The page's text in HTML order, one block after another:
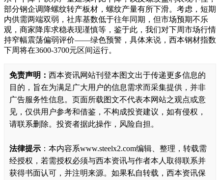
部分钢企调降螺纹转产板材，螺纹产量有所下滑。考虑，短期
内供需两端双弱，社库基数低于往年同期，但市场预期不乐
观，商家降库求稳表现谨慎等，鉴于此，我们对下周市场行情
持窄幅震荡偏弱评价——绿色预警，具体来说，西本钢材指数
下周将在3600-3700元区间运行。
免责声明： 西本资讯网站刊登本图文出于传递更多信息的
目的，旨在为满足广大用户的信息需求而采集提供，并非
广告服务性信息。页面所载图文不代表本网站之观点或意
见，仅供用户参考和借鉴，不构成投资建议，如有侵权，
请联系删除。投资者据此操作，风险自担。
法律提示 ：本内容系www.steelx2.com编辑、整理，转载需
经授权，若需授权必须与西本资讯与作者本人取得联系并
获得书面认可，并注明来源。如果私自转载，西本资讯保